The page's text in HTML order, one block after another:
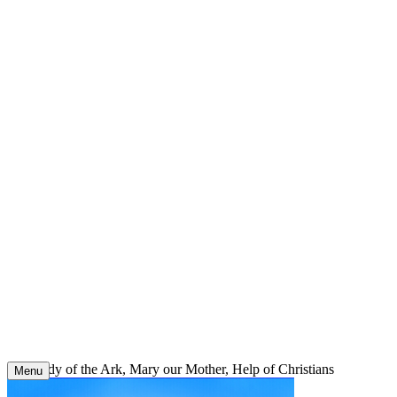
Our Lady of the Ark, Mary our Mother, Help of Christians
Menu